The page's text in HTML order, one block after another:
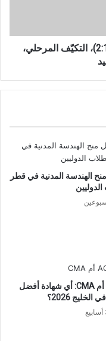
اختبار SAT الرقمي: البنية الزمنية (2:14)، التكيّف المرحلي،
الهندسة المدنية في قطر
ACCA أم CMA: أي شهادة أفضل
2026؟